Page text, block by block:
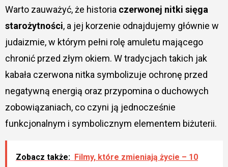
Warto zauważyć, że historia czerwonej nitki sięga
starożytności, a jej korzenie odnajdujemy głównie w
judaizmie, w którym pełni rolę amuletu mającego
chronić przed złym okiem. W tradycjach takich jak
kabała czerwona nitka symbolizuje ochronę przed
negatywną energią oraz przypomina o duchowych
zobowiązaniach, co czyni ją jednocześnie
funkcjonalnym i symbolicznym elementem biżuterii.
Zobacz także: Filmy, które zmieniają życie – 10